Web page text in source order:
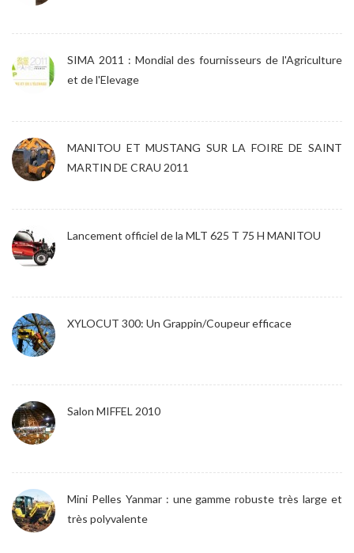
SIMA 2011 : Mondial des fournisseurs de l'Agriculture
et de l'Elevage
MANITOU ET MUSTANG SUR LA FOIRE DE SAINT
MARTIN DE CRAU 2011
Lancement officiel de la MLT 625 T 75 H MANITOU
XYLOCUT 300: Un Grappin/Coupeur efficace
Salon MIFFEL 2010
Mini Pelles Yanmar : une gamme robuste très large et
très polyvalente